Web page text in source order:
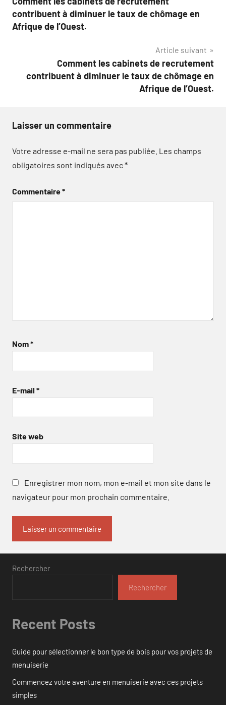
de
l’article
contribuent à diminuer le taux de chômage en
Afrique de l’Ouest.
Article suivant
Comment les cabinets de recrutement
contribuent à diminuer le taux de chômage en
Afrique de l’Ouest.
Laisser un commentaire
Votre adresse e-mail ne sera pas publiée. Les champs
obligatoires sont indiqués avec*
Commentaire*
Nom*
E-mail *
Site web
Enregistrer mon nom, mon e-mail et mon site dans le
navigateur pour mon prochain commentaire.
Rechercher
Rechercher
Recent Posts
Guide pour sélectionner le bon type de bois pour vos projets de
menuiserie
Commencez votre aventure en menuiserie avec ces projets
simples